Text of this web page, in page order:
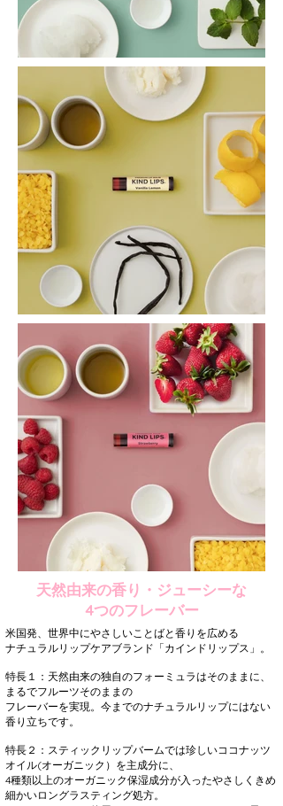
米国発、世界中にやさしいことばと香りを広める
ナチュラルリップケアブランド「カインドリップス」。
特長１： 天然由来の独自のフォーミュラはそのままに、
まるでフルーツそのままの
フレーバーを実現。 今までのナチュラルリップにはない
香り立ちです。
特長２： スティックリップバームでは珍しいココナッツ
オイル(オーガニック）を主成分に、
4種類以上のオーガニック保湿成分が入ったやさしくきめ
細かいロングラスティング処方。
天然由来の香り・ジューシーな
4つのフレーバー